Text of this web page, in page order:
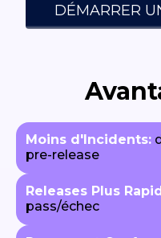
DÉMARRER
Moins d'Incidents:
pre-release
Releases Plus
pass/échec